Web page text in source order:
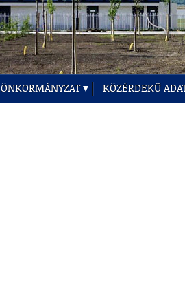
ÖNKORMÁNYZAT KÖZÉRDEKŰ